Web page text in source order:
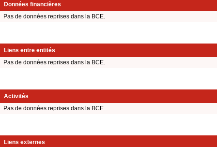
Données financières
Pas de données reprises dans la BCE.
Liens entre entités
Pas de données reprises dans la BCE.
Activités
Pas de données reprises dans la BCE.
Liens externes